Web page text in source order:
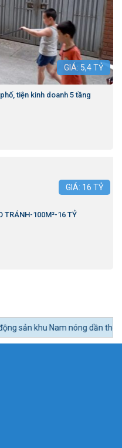
GIÁ: 5,4TỶ
tiện kinh doanh 5 tầng
GIÁ: 16 TỶ
TRÁNH-100M²-16 TỶ
nóng dần theo lộ trình lên